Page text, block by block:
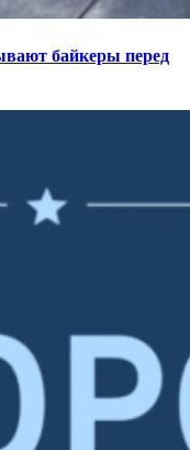
байкеры перед